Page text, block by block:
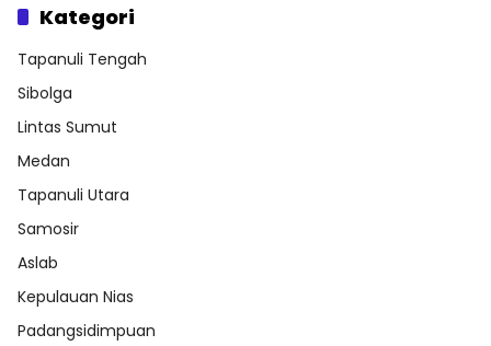
Kategori
Tapanuli Tengah
Sibolga
Lintas Sumut
Medan
Tapanuli Utara
Samosir
Aslab
Kepulauan Nias
Padangsidimpuan